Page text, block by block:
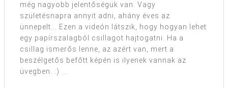
még nagyobb jelentőségük van. Vagy
születésnapra annyit adni, ahány éves az
ünnepelt... Ezen a videón látszik, hogy hogyan lehet
egy papírszalagból csillagot hajtogatni. Ha a
csillag ismerős lenne, az azért van, mert a
beszélgetős befőtt képén is ilyenek vannak az
üvegben. :) ...